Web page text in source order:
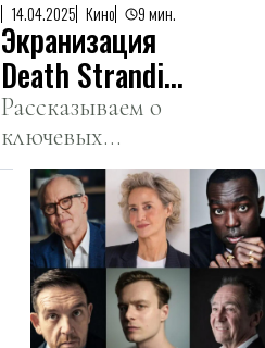
14.04.2025 Кино 9 мин.
Экранизация
Death Stranding
и лайн-ап
Каннского
кинофестиваля:
новости
киноиндустрии
Рассказываем о
ключевых
событиях из мира
кино и
телевидения,
произошедших за
прошедшую
неделю.